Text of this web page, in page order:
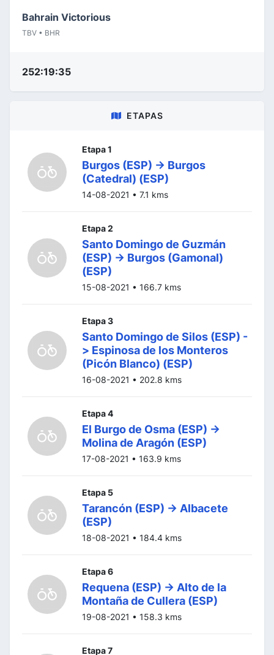
Bahrain Victorious
TBV • BHR
252:19:35
ETAPAS
Etapa 1
Burgos (ESP) -> Burgos
(Catedral) (ESP)
14-08-2021 • 7.1 kms
Etapa 2
Santo Domingo de Guzmán
(ESP) -> Burgos (Gamonal)
(ESP)
15-08-2021 • 166.7 kms
Etapa 3
Santo Domingo de Silos (ESP) -
> Espinosa de los Monteros
(Picón Blanco) (ESP)
16-08-2021 • 202.8 kms
Etapa 4
El Burgo de Osma (ESP) ->
Molina de Aragón (ESP)
17-08-2021 • 163.9 kms
Etapa 5
Tarancón (ESP) -> Albacete
(ESP)
18-08-2021 • 184.4 kms
Etapa 6
Requena (ESP) -> Alto de la
Montaña de Cullera (ESP)
19-08-2021 • 158.3 kms
Etapa 7